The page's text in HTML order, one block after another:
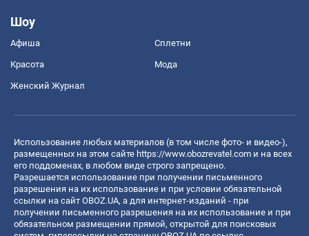
Шоу
Афиша Сплетни
Красота Мода
Женский Журнал
Использование любых материалов (в том числе фото- и видео-),
размещенных на этом сайте https://www.obozrevatel.com и на всех
его поддоменах, в любом виде строго запрещено.
Разрешается использование при получении письменного
разрешения на их использование и при условии обязательной
ссылки на сайт OBOZ.UA, а для интернет-изданий - при
получении письменного разрешения на их использование и при
обязательном размещении прямой, открытой для поисковых